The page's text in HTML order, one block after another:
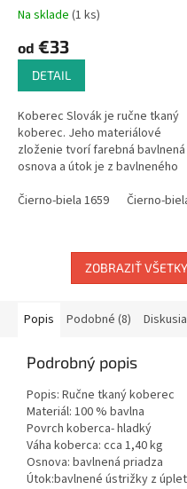
Na sklade (1 ks)
od €33
DETAIL
Koberec Slovák je ručne tkaný
koberec. Jeho materiálové
zloženie tvorí farebná bavlnená
osnova a útok je z bavlneného
zbytky z textilného podniku,
Čierno-biela 1659 Čierno-
ZOBRAZIŤ
Popis Podobné (8) Diskusia
Podrobný popis
Popis: Ručne tkaný koberec
Materiál: 100 % bavlna
Povrch koberca- hladký
Váha koberca: cca 1,40 kg
Osnova: bavlnená priadza
Útok:bavlnené ústrižky z